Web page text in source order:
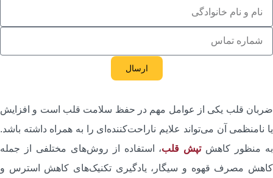
ارسال
قلب یکی از عوامل مهم در حفظ سلامت قلب است و افزایش
نامنظمی آن می‌تواند علایم ناراحت‌کننده‌ای را به همراه داشته باشد.
منظور کاهش تپش قلب، استفاده از روش‌های مختلفی از جمله
مصرف قهوه و سیگار، یادگیری تکنیک‌های کاهش استرس و